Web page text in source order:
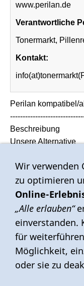
www.perilan.de
Verantwortliche
Tonermarkt,
Kontakt:
Perilan kompatibel/
Beschreibung
Unsere Alternative
Produkt ersetzt...*
Inhalt: 1
Einheit: Stück
Produktart: Toner-Kit
Produkttyp: Refill
* Für die Richtigkeit
Produkt,
Wir verwenden
zu optimieren
Online-
„Alle erlauben“
einverstanden.
für
Möglichkeit,
oder sie zu